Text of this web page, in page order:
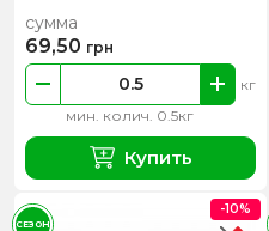
мин. колич. 0.5кг
кг
сумма
69,50 грн
Купить
-10%
СЕЗОН